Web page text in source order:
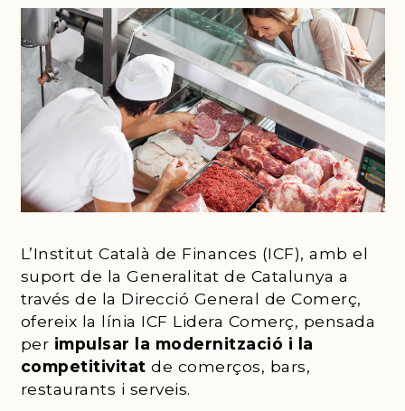
25 DE MARÇ DE 2026
L’Institut Català de Finances (ICF), amb el
suport de la Generalitat de Catalunya a
través de la Direcció General de Comerç,
ofereix la línia ICF Lidera Comerç, pensada
per impulsar la modernització i la
competitivitat de comerços, bars,
restaurants i serveis.